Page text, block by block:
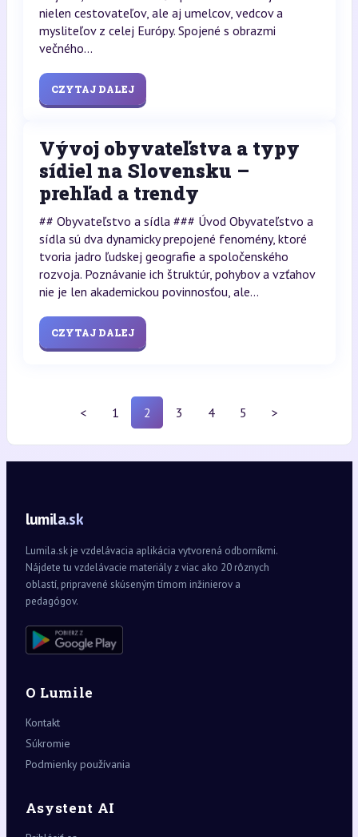
nielen cestovateľov, ale aj umelcov, vedcov a
mysliteľov z celej Európy. Spojené s obrazmi
večného...
CZYTAJ DALEJ
Vývoj obyvateľstva a typy
sídiel na Slovensku –
prehľad a trendy
## Obyvateľstvo a sídla ### Úvod Obyvateľstvo a
sídla sú dva dynamicky prepojené fenomény, ktoré
tvoria jadro ľudskej geografie a spoločenského
rozvoja. Poznávanie ich štruktúr, pohybov a vzťahov
nie je len akademickou povinnosťou, ale...
CZYTAJ DALEJ
< 1 2 3 4 5 >
lumila.sk
Lumila.sk je vzdelávacia aplikácia vytvorená odborníkmi.
Nájdete tu vzdelávacie materiály z viac ako 20 rôznych
oblastí, pripravené skúseným tímom inžinierov a
pedagógov.
O Lumile
Kontakt
Súkromie
Podmienky používania
Asystent AI